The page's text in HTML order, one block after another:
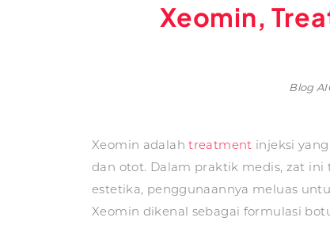
Xeomin,
Blog
Xeomin adalahtreatment injeksi
dan otot. Dalam praktik medis, zat
estetika, penggunaannya meluas
Xeomin dikenal sebagai formulasi